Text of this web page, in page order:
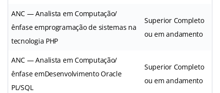
ANC — Analista em Computação/
ênfase emprogramação de sistemas na
tecnologia PHP
Superior Completo
ou em andamento
ANC — Analista em Computação/
ênfase emDesenvolvimento Oracle
PL/SQL
Superior Completo
ou em andamento